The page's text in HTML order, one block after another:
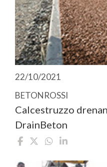
22/10/2021
BETONROSSI
Calcestruzzo
DrainBeton